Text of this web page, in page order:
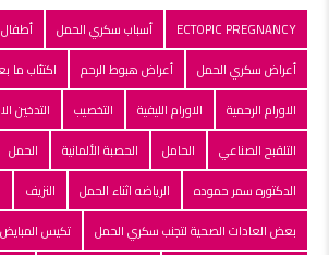
ECTOPIC PREGNANCY أسباب سكري الحمل
أطفال
أعراض سكري الحمل
أعراض هبوط الرحم اكتئاب ما
الاورام الرحمية
الاورام الليفية التخصيب
التدخين
التلقبح الصناعي
الحامل الحصبة الألمانية الحمل
الدكتوره سمر حموده
الرياضه اثناء الحمل النزيف
بعض العادات الصحية لتجنب سكري الحمل
تكيس المبايض